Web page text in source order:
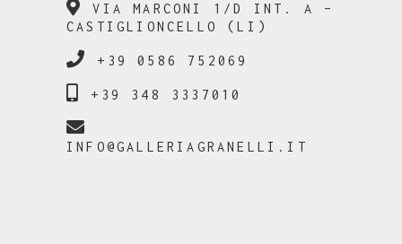
VIA MARCONI 1/D INT. A –
CASTIGLIONCELLO (LI)
+39 0586 752069
+39 348 3337010
INFO@GALLERIAGRANELLI.IT